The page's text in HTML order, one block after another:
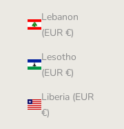
Lebanon
(EUR €)
Lesotho
(EUR €)
Liberia (EUR
€)